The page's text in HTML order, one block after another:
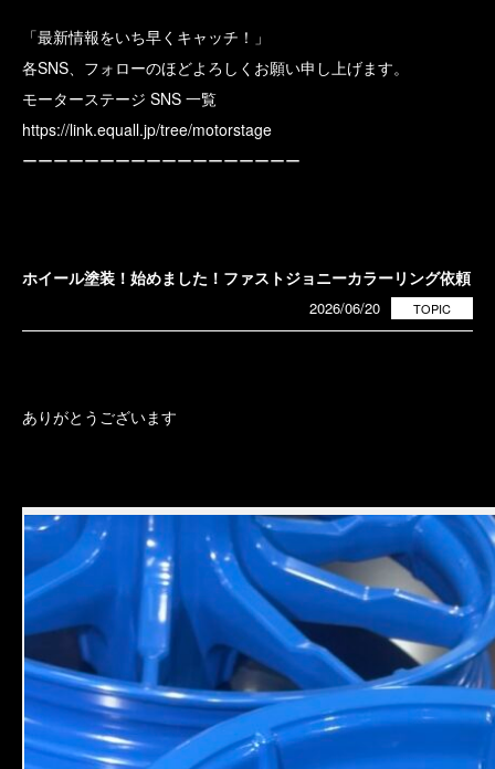
「最新情報をいち早くキャッチ！」
各SNS、フォローのほどよろしくお願い申し上げます。
モーターステージ SNS 一覧
https://link.equall.jp/tree/motorstage
ーーーーーーーーーーーーーーーーーー
ホイール塗装！始めました！ファストジョニーカラーリング依頼
TOPIC
2026/06/20
ありがとうございます